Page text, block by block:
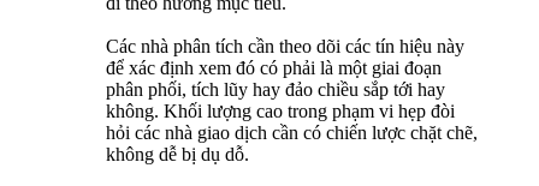
Các nhà phân tích cần theo dõi các tín hiệu này
để xác định xem đó có phải là một giai đoạn
phân phối, tích lũy hay đảo chiều sắp tới hay
không. Khối lượng cao trong phạm vi hẹp đòi
hỏi các nhà giao dịch cần có chiến lược chặt chẽ,
không dễ bị dụ dỗ.